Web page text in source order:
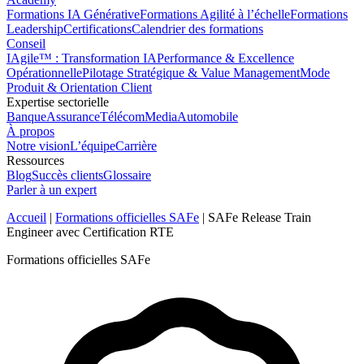
Formations IA GénérativeFormations Agilité à l’échelleFormations
LeadershipCertificationsCalendrier des formations
Conseil
IAgile™ : Transformation IAPerformance & Excellence
OpérationnellePilotage Stratégique & Value ManagementMode
Produit & Orientation Client
Expertise sectorielle
BanqueAssuranceTélécomMediaAutomobile
À propos
Notre visionL’équipeCarrière
Ressources
BlogSuccès clientsGlossaire
Parler à un expert
Accueil | Formations officielles SAFe | SAFe Release Train
Engineer avec Certification RTE
Formations officielles SAFe